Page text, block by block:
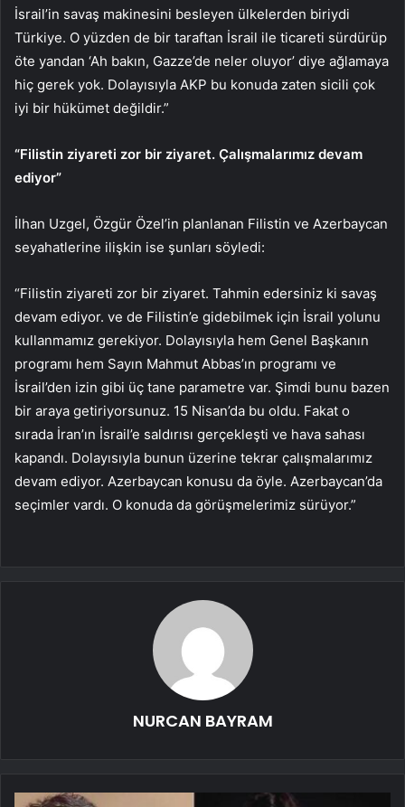
İsrail’in savaş makinesini besleyen ülkelerden biriydi
Türkiye. O yüzden de bir taraftan İsrail ile ticareti sürdürüp
öte yandan ‘Ah bakın, Gazze’de neler oluyor’ diye ağlamaya
hiç gerek yok. Dolayısıyla AKP bu konuda zaten sicili çok
iyi bir hükümet değildir.”
“Filistin ziyareti zor bir ziyaret. Çalışmalarımız devam
ediyor”
İlhan Uzgel, Özgür Özel’in planlanan Filistin ve Azerbaycan
seyahatlerine ilişkin ise şunları söyledi:
“Filistin ziyareti zor bir ziyaret. Tahmin edersiniz ki savaş
devam ediyor. ve de Filistin’e gidebilmek için İsrail yolunu
kullanmamız gerekiyor. Dolayısıyla hem Genel Başkanın
programı hem Sayın Mahmut Abbas’ın programı ve
İsrail’den izin gibi üç tane parametre var. Şimdi bunu bazen
bir araya getiriyorsunuz. 15 Nisan’da bu oldu. Fakat o
sırada İran’ın İsrail’e saldırısı gerçekleşti ve hava sahası
kapandı. Dolayısıyla bunun üzerine tekrar çalışmalarımız
devam ediyor. Azerbaycan konusu da öyle. Azerbaycan’da
seçimler vardı. O konuda da görüşmelerimiz sürüyor.”
NURCAN BAYRAM